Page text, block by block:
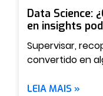
Data Science:
en insights
Supervisar,
convertido en
LEIA MAIS »